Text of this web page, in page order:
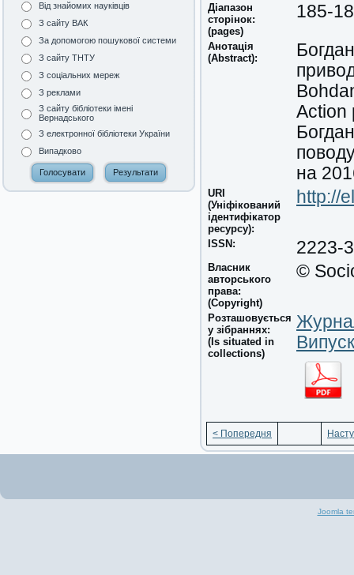
Від знайомих науківців
З сайту ВАК
За допомогою пошукової системи
З сайту ТНТУ
З соціальних мереж
З реклами
З сайту бібліотеки імені
Вернадського
З електронної бібліотеки України
Випадково
Діапазон
сторінок:
(pages)
185-
Анотація
(Abstract):
Action
на
URI
(Уніфікований
ідентифікатор
ресурсу):
http://
ISSN: 2223-
Власник
авторського
права:
(Copyright)
©
Розташовується
у зібраннях:
(Is situated in
collections)
< Попередня
Joomla